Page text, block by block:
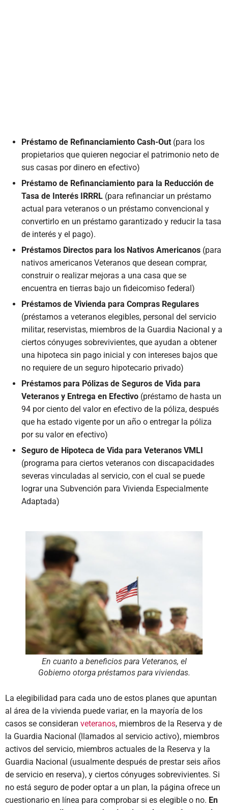
Préstamo de Refinanciamiento Cash-Out (para los
propietarios que quieren negociar el patrimonio neto de
sus casas por dinero en efectivo)
Préstamo de Refinanciamiento para la Reducción de
Tasa de Interés IRRRL (para refinanciar un préstamo
actual para veteranos o un préstamo convencional y
convertirlo en un préstamo garantizado y reducir la tasa
de interés y el pago).
Préstamos Directos para los Nativos Americanos (para
nativos americanos Veteranos que desean comprar,
construir o realizar mejoras a una casa que se
encuentra en tierras bajo un fideicomiso federal)
Préstamos de Vivienda para Compras Regulares
(préstamos a veteranos elegibles, personal del servicio
militar, reservistas, miembros de la Guardia Nacional y a
ciertos cónyuges sobrevivientes, que ayudan a obtener
una hipoteca sin pago inicial y con intereses bajos que
no requiere de un seguro hipotecario privado)
Préstamos para Pólizas de Seguros de Vida para
Veteranos y Entrega en Efectivo (préstamo de hasta un
94 por ciento del valor en efectivo de la póliza, después
que ha estado vigente por un año o entregar la póliza
por su valor en efectivo)
Seguro de Hipoteca de Vida para Veteranos VMLI
(programa para ciertos veteranos con discapacidades
severas vinculadas al servicio, con el cual se puede
lograr una Subvención para Vivienda Especialmente
Adaptada)
En cuanto a beneficios para Veteranos, el
Gobierno otorga préstamos para viviendas.
La elegibilidad para cada uno de estos planes que apuntan
al área de la vivienda puede variar, en la mayoría de los
casos se consideran veteranos, miembros de la Reserva y de
la Guardia Nacional (llamados al servicio activo), miembros
activos del servicio, miembros actuales de la Reserva y la
Guardia Nacional (usualmente después de prestar seis años
de servicio en reserva), y ciertos cónyuges sobrevivientes. Si
no está seguro de poder optar a un plan, la página ofrece un
cuestionario en línea para comprobar si es elegible o no. En